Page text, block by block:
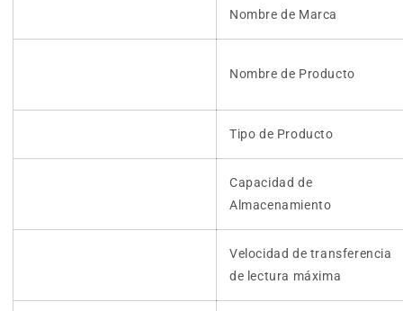
Nombre de Marca
Nombre de Producto
Tipo de Producto
Capacidad de
Almacenamiento
Velocidad de transferencia
de lectura máxima